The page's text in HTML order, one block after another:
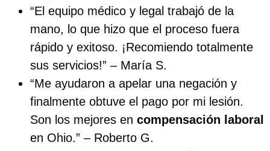
“El equipo médico y legal trabajó de la
mano, lo que hizo que el proceso fuera
rápido y exitoso. ¡Recomiendo totalmente
sus servicios!” – María S.
“Me ayudaron a apelar una negación y
finalmente obtuve el pago por mi lesión.
Son los mejores en compensación laboral
en Ohio.” – Roberto G.